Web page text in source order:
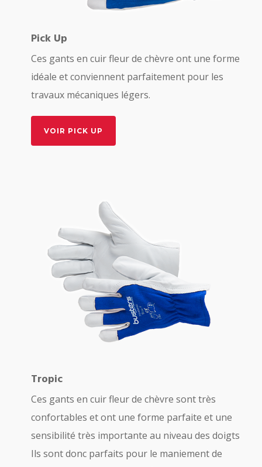
Pick Up
Ces gants en cuir fleur de chèvre ont une forme
idéale et conviennent parfaitement pour les
travaux mécaniques légers.
VOIR PICK UP
Tropic
Ces gants en cuir fleur de chèvre sont très
confortables et ont une forme parfaite et une
sensibilité très importante au niveau des doigts
Ils sont donc parfaits pour le maniement de